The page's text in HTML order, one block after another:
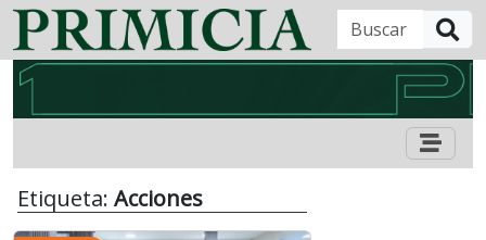
Etiqueta: Acciones